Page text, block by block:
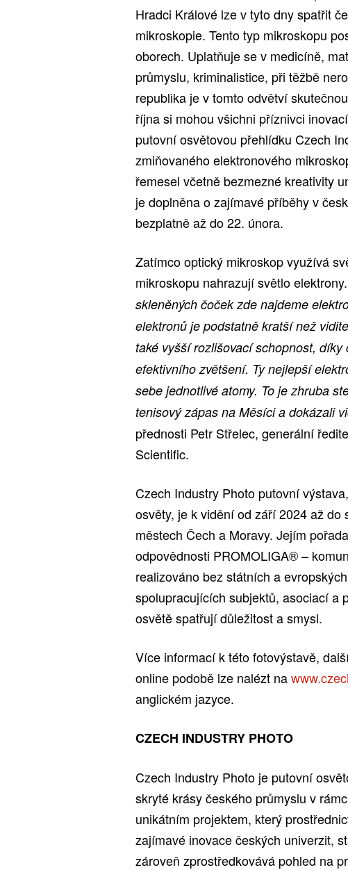
Hradci Králové lze v tyto dny spatřit
mikroskopie. Tento typ mikroskopu
oborech. Uplatňuje se v medicíně,
průmyslu, kriminalistice, při těžbě
republika je v tomto odvětví
října si mohou všichni příznivci
putovní osvětovou přehlídku Czech
zmiňovaného elektronového
řemesel včetně bezmezné kreativity
je doplněna o zajímavé příběhy v
bezplatně až do 22. února.
Zatímco optický mikroskop využívá
mikroskopu nahrazují světlo
skleněných čoček zde najdeme
elektronů je podstatně kratší než
také vyšší rozlišovací schopnost,
efektivního zvětšení. Ty nejlepší
sebe jednotlivé atomy. To je zhruba
tenisový zápas na Měsíci a dokázali
přednosti Petr Střelec, generální
Scientific.
Czech Industry Photo putovní
osvěty, je k vidění od září 2024 až
městech Čech a Moravy. Jejím
odpovědnosti PROMOLIGA® –
realizováno bez státních a
spolupracujících subjektů, asociací a
osvětě spatřují důležitost a smysl.
Více informací k této fotovýstavě,
online podobě lze nalézt na
anglickém jazyce.
CZECH INDUSTRY PHOTO
Czech Industry Photo je putovní
skryté krásy českého průmyslu v
unikátním projektem, který
zajímavé inovace českých univerzit,
zároveň zprostředkovává pohled na